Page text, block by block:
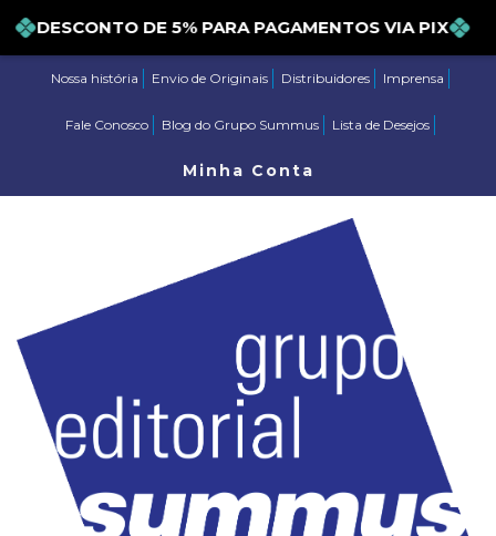
DESCONTO DE 5% PARA PAGAMENTOS VIA PIX
Nossa história Envio de Originais Distribuidores Imprensa
Fale Conosco Blog do Grupo Summus Lista de Desejos
Minha Conta